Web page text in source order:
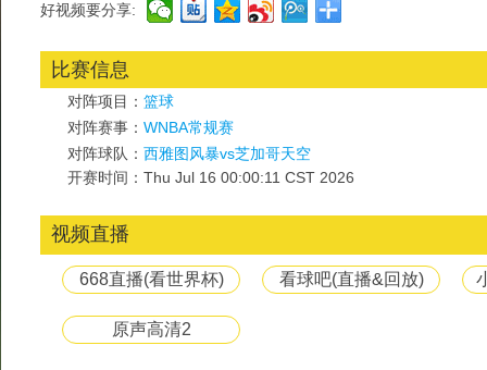
好视频要分享:
比赛信息
对阵项目： 篮球
对阵赛事： WNBA常规赛
对阵球队： 西雅图风暴vs芝加哥天空
开赛时间：Thu Jul 16 00:00:11 CST 2026
视频直播
668直播(看世界杯) 看球吧(直播&回放)
原声高清2